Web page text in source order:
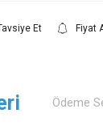
Et Fiyat
Ödeme